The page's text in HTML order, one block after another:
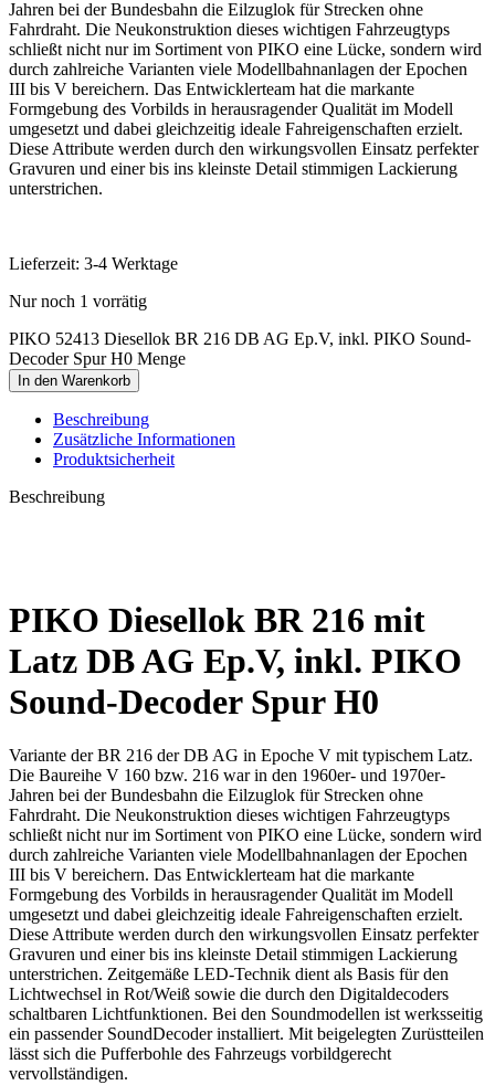
Jahren bei der Bundesbahn die Eilzuglok für Strecken ohne
Fahrdraht. Die Neukonstruktion dieses wichtigen Fahrzeugtyps
schließt nicht nur im Sortiment von PIKO eine Lücke, sondern wird
durch zahlreiche Varianten viele Modellbahnanlagen der Epochen
III bis V bereichern. Das Entwicklerteam hat die markante
Formgebung des Vorbilds in herausragender Qualität im Modell
umgesetzt und dabei gleichzeitig ideale Fahreigenschaften erzielt.
Diese Attribute werden durch den wirkungsvollen Einsatz perfekter
Gravuren und einer bis ins kleinste Detail stimmigen Lackierung
unterstrichen.
Lieferzeit: 3-4 Werktage
Nur noch 1 vorrätig
PIKO 52413 Diesellok BR 216 DB AG Ep.V, inkl. PIKO Sound-
Decoder Spur H0 Menge
In den Warenkorb
Beschreibung
Zusätzliche Informationen
Produktsicherheit
Beschreibung
PIKO Diesellok BR 216 mit
Latz DB AG Ep.V, inkl. PIKO
Sound-Decoder Spur H0
Variante der BR 216 der DB AG in Epoche V mit typischem Latz.
Die Baureihe V 160 bzw. 216 war in den 1960er- und 1970er-
Jahren bei der Bundesbahn die Eilzuglok für Strecken ohne
Fahrdraht. Die Neukonstruktion dieses wichtigen Fahrzeugtyps
schließt nicht nur im Sortiment von PIKO eine Lücke, sondern wird
durch zahlreiche Varianten viele Modellbahnanlagen der Epochen
III bis V bereichern. Das Entwicklerteam hat die markante
Formgebung des Vorbilds in herausragender Qualität im Modell
umgesetzt und dabei gleichzeitig ideale Fahreigenschaften erzielt.
Diese Attribute werden durch den wirkungsvollen Einsatz perfekter
Gravuren und einer bis ins kleinste Detail stimmigen Lackierung
unterstrichen. Zeitgemäße LED-Technik dient als Basis für den
Lichtwechsel in Rot/Weiß sowie die durch den Digitaldecoders
schaltbaren Lichtfunktionen. Bei den Soundmodellen ist werksseitig
ein passender SoundDecoder installiert. Mit beigelegten Zurüstteilen
lässt sich die Pufferbohle des Fahrzeugs vorbildgerecht
vervollständigen.